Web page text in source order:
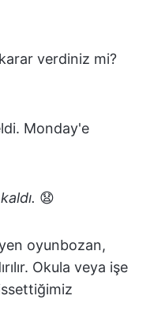
verdiniz mi?
Monday'e
😧
oyunbozan,
Okula veya işe